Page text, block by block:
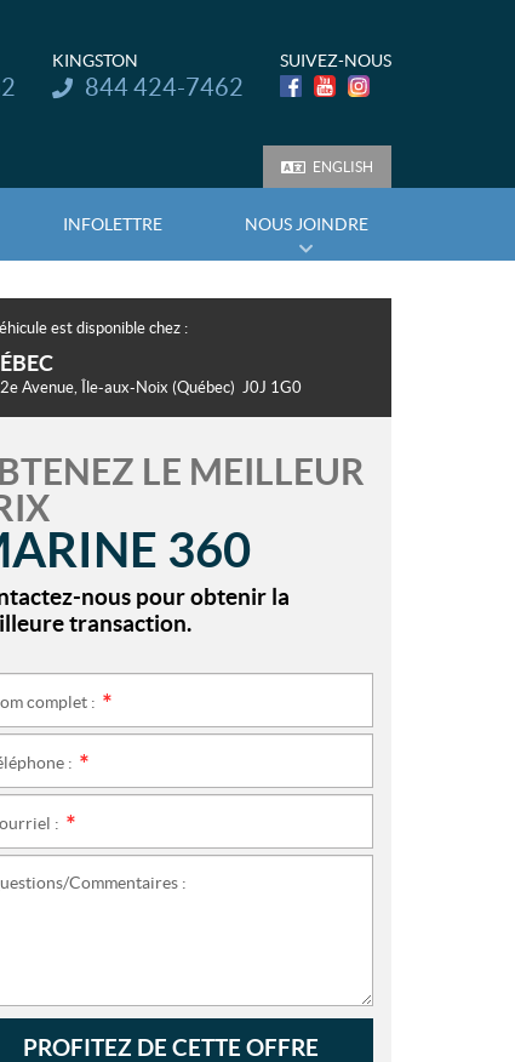
KINGSTON
Téléphone :
844 424-7462
SUIVEZ-NOUS
ENGLISH
INFOLETTRE NOUS JOINDRE
est disponible chez :
Avenue, Île-aux-Noix (Québec) J0J 1G0
LE MEILLEUR
360
nous pour obtenir la
transaction.
complet :
:
:
Commentaires :
PROFITEZ DE CETTE OFFRE